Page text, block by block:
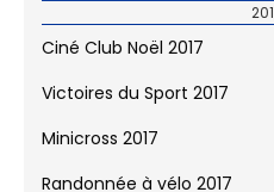
Ciné Club Noël 2017
Victoires du Sport 2017
Minicross 2017
Randonnée à vélo 2017